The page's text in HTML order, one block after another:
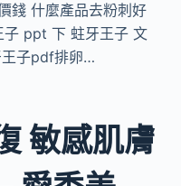
錢 什麼產品去粉刺好
ppt 下 蛀牙王子 文
王子pdf排卵…
敏感肌膚